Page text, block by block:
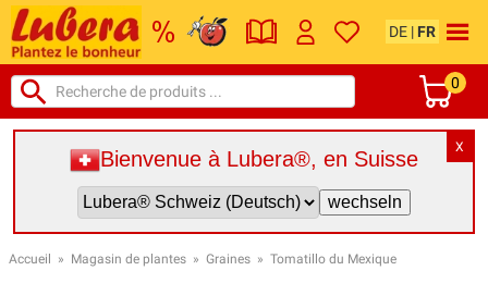
DE | FR
0
X
Bienvenue à Lubera®, en Suisse
Accueil » Magasin de plantes » Graines » Tomatillo du Mexique